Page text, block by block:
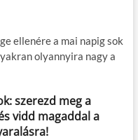
ellenére a mai napig sok
olyannyira nagy a
szerezd meg a
vidd magaddal a